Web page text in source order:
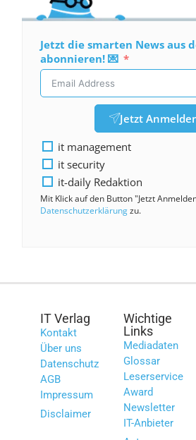
Jetzt die smarten News aus
abonnieren! 💌
Jetzt
it management
it security
it-daily Redaktion
Mit Klick auf den Button "Jetzt
Datenschutzerklärungzu.
IT Verlag
Kontakt
Über uns
Datenschutz
AGB
Impressum
Disclaimer
Wichtige
Links
Mediadaten
Glossar
Leserservice
Award
Newsletter
IT-Anbieter